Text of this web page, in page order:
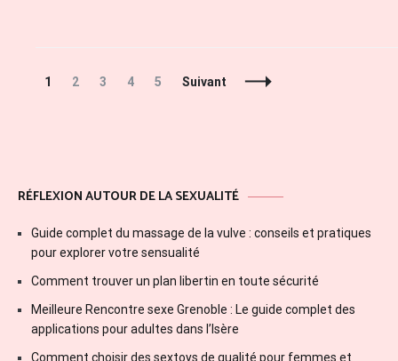
Navigation
Page
1 Page
2 Page
3 Page
4 Page
5 Suivant
RÉFLEXION AUTOUR DE LA SEXUALITÉ
Guide complet du massage de la vulve : conseils et pratiques
pour explorer votre sensualité
Comment trouver un plan libertin en toute sécurité
Meilleure Rencontre sexe Grenoble : Le guide complet des
applications pour adultes dans l’Isère
Comment choisir des sextoys de qualité pour femmes et